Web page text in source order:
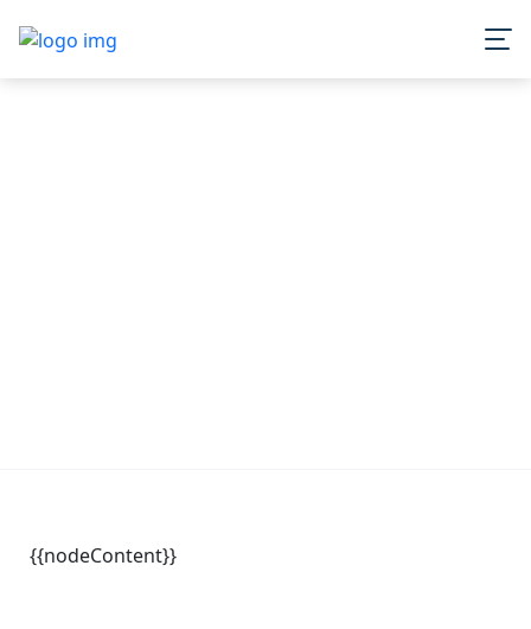
{{nodeContent}}